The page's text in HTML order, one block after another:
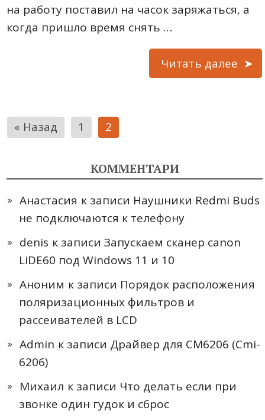
на работу поставил на часок заряжаться, а
когда пришло время снять …
Читать далее
Пагинация
записей
« Назад 1 2
КОММЕНТАРИ
Анастасия к записи Наушники Redmi Buds
не подключаются к телефону
denis к записи Запускаем сканер canon
LiDE60 под Windows 11 и 10
Аноним к записи Порядок расположения
поляризационных фильтров и
рассеивателей в LCD
Admin к записи Драйвер для CM6206 (Cmi-
6206)
Михаил к записи Что делать если при
звонке один гудок и сброс